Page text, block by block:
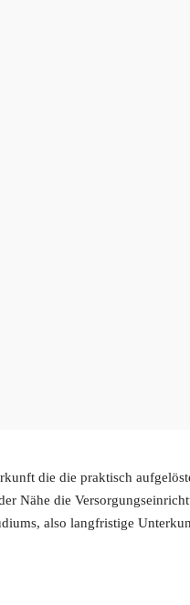
die die praktisch
die
also langfristige